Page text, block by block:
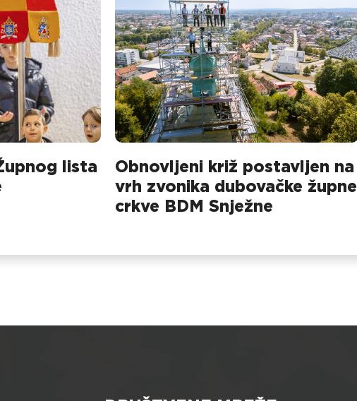
lista
Obnovljeni križ postavljen na
vrh zvonika dubovačke župne
crkve BDM Snježne